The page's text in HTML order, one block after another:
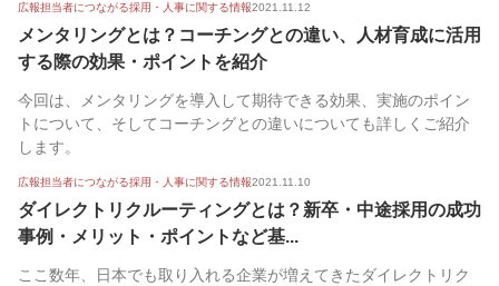
広報担当者につながる採用・人事に関する情報2021.11.12
メンタリングとは？コーチングとの違い、人材育成に活用
する際の効果・ポイントを紹介
今回は、メンタリングを導入して期待できる効果、実施のポイン
トについて、そしてコーチングとの違いについても詳しくご紹介
します。
広報担当者につながる採用・人事に関する情報2021.11.10
ダイレクトリクルーティングとは？新卒・中途採用の成功
事例・メリット・ポイントなど基...
ここ数年、日本でも取り入れる企業が増えてきたダイレクトリク